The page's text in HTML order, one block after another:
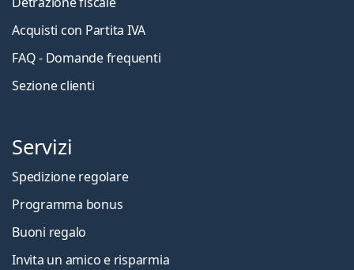
Acquisti con Partita IVA
FAQ - Domande frequenti
Sezione clienti
Servizi
Spedizione regolare
Programma bonus
Buoni regalo
Invita un amico e risparmia